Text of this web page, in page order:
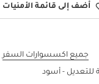
أضف إلى قائمة الأمنيات
جميع اكسسوارات السفر
للتعديل - أسود